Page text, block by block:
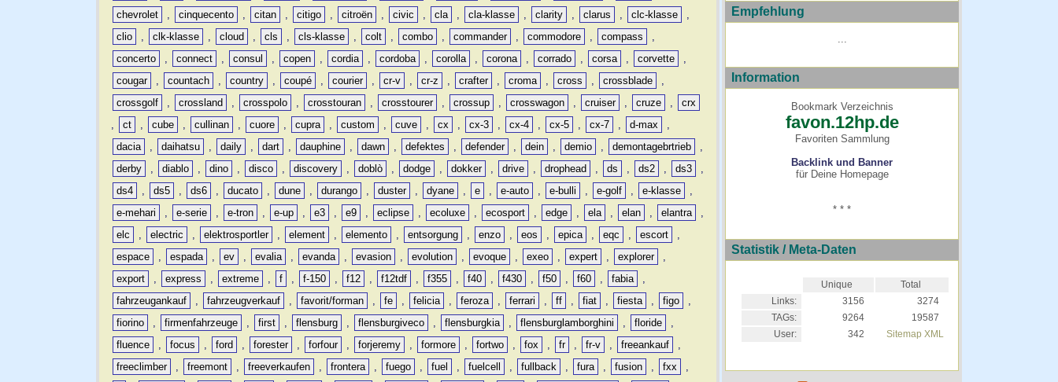
chevrolet
, cinquecento , citan , citigo , citroën , civic , cla , cla-klasse , clarity , clarus , clc-klasse
,
clio
, clk-klasse , cloud , cls , cls-klasse , colt , combo , commander , commodore , compass
,
concerto
, connect , consul , copen , cordia , cordoba , corolla , corona , corrado , corsa , corvette
,
cougar
, countach , country , coupé , courier , cr-v , cr-z , crafter , croma , cross , crossblade
,
crossgolf
, crossland , crosspolo , crosstouran , crosstourer , crossup , crosswagon , cruiser , cruze ,
crx
,
ct , cube , cullinan , cuore , cupra , custom , cuve , cx , cx-3 , cx-4 , cx-5 , cx-7 , d-max
,
dacia
, daihatsu , daily , dart , dauphine , dawn , defektes , defender , dein , demio , demontagebrtrieb
,
derby
, diablo , dino , disco , discovery , doblò , dodge , dokker , drive , drophead , ds , ds2 , ds3
,
ds4
, ds5 , ds6 , ducato , dune , durango , duster , dyane , e , e-auto , e-bulli , e-golf , e-klasse
,
e-mehari
, e-serie , e-tron , e-up , e3 , e9 , eclipse , ecoluxe , ecosport , edge , ela , elan , elantra
,
elc
, electric , elektrosportler , element , elemento , entsorgung , enzo , eos , epica , eqc , escort
,
espace
, espada , ev , evalia , evanda , evasion , evolution , evoque , exeo , expert , explorer
,
export
, express , extreme , f , f-150 , f12 , f12tdf , f355 , f40 , f430 , f50 , f60 , fabia
,
fahrzeugankauf
, fahrzeugverkauf , favorit/forman , fe , felicia , feroza , ferrari , ff , fiat , fiesta , figo
,
fiorino
, firmenfahrzeuge , first , flensburg , flensburgiveco , flensburgkia , flensburglamborghini , floride
,
fluence
, focus , ford , forester , forfour , forjeremy , formore , fortwo , fox , fr , fr-v , freeankauf
,
freeclimber
, freemont , freeverkaufen , frontera , fuego , fuel , fuelcell , fullback , fura , fusion , fxx
,
Empfehlung
Information
Bookmark Verzeichnis
favon.12hp.de
Favoriten Sammlung
Backlink und Banner
für Deine Homepage
* * *
Statistik / Meta-Daten
Unique
Total
Links:
3156
3274
TAGs:
9264
19587
User:
342 Sitemap XML